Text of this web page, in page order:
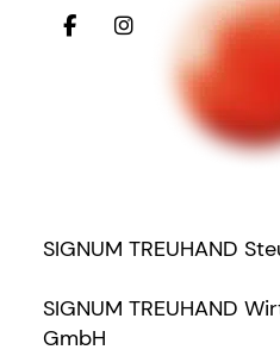
SIGNUM TREUHAND
SIGNUM TREUHAND
GmbH